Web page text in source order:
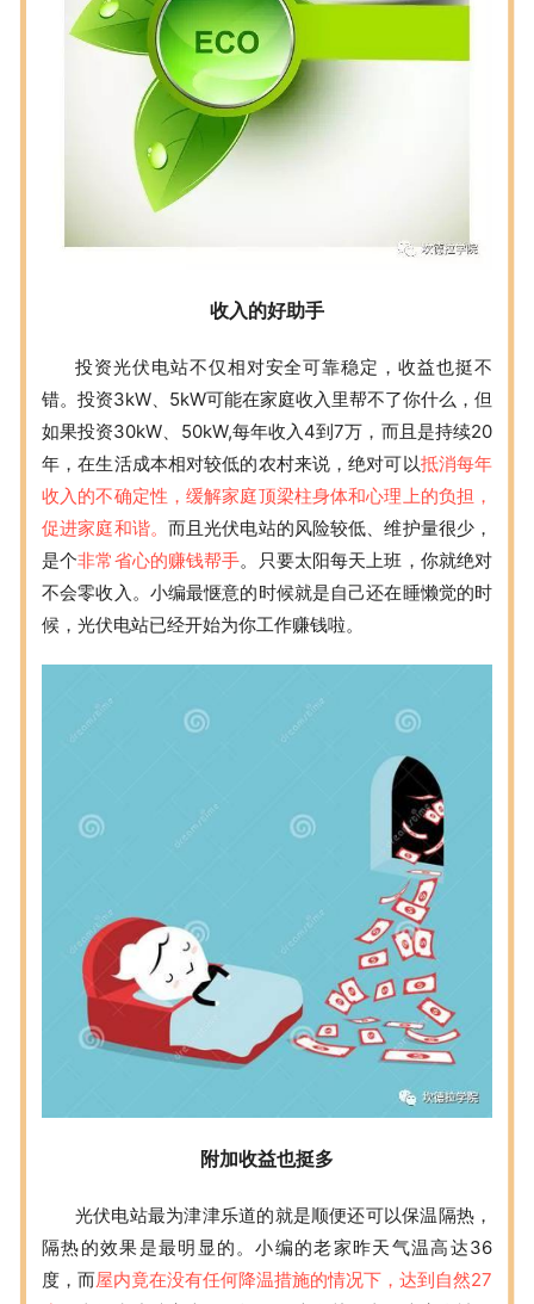
收入的好助手
投资光伏电站不仅相对安全可靠稳定，收益也挺不
错。投资3kW、5kW可能在家庭收入里帮不了你什么，但
如果投资30kW、50kW,每年收入4到7万，而且是持续20
年，在生活成本相对较低的农村来说，绝对可以抵消每年
收入的不确定性，缓解家庭顶梁柱身体和心理上的负担，
促进家庭和谐。 而且光伏电站的风险较低、维护量很少，
是个非常省心的赚钱帮手。只要太阳每天上班，你就绝对
不会零收入。小编最惬意的时候就是自己还在睡懒觉的时
候，光伏电站已经开始为你工作赚钱啦。
附加收益也挺多
光伏电站最为津津乐道的就是顺便还可以保温隔热，
隔热的效果是最明显的。小编的老家昨天气温高达36
度，而屋内竟在没有任何降温措施的情况下，达到自然27